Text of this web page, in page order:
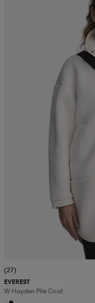
(27)
EVEREST
W Hayden Pile Coat